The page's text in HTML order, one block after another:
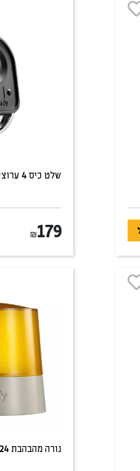
שלט כיס 4 ערוצים קיגו
₪179
נורה מהבהבת 24 וולט